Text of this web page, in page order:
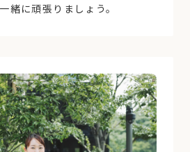
緒に頑張りましょう。